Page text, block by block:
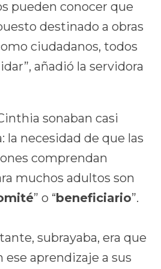
pueden conocer que
destinado a obras
ciudadanos, todos
añadió la servidora
sonaban casi
la necesidad de que las
comprendan
muchos adultos son
” o “beneficiario”.
subrayaba, era que
ese aprendizaje a sus